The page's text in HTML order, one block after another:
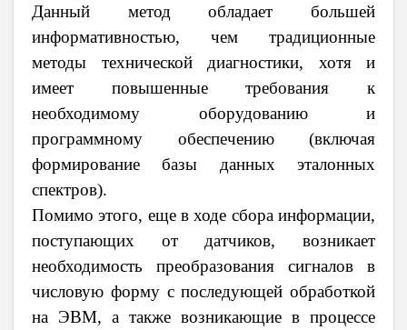
Данный метод обладает большей
информативностью, чем традиционные
методы технической диагностики, хотя и
имеет повышенные требования к
необходимому оборудованию и
программному обеспечению (включая
формирование базы данных эталонных
спектров).
Помимо этого, еще в ходе сбора информации,
поступающих от датчиков, возникает
необходимость преобразования сигналов в
числовую форму с последующей обработкой
на ЭВМ, а также возникающие в процессе